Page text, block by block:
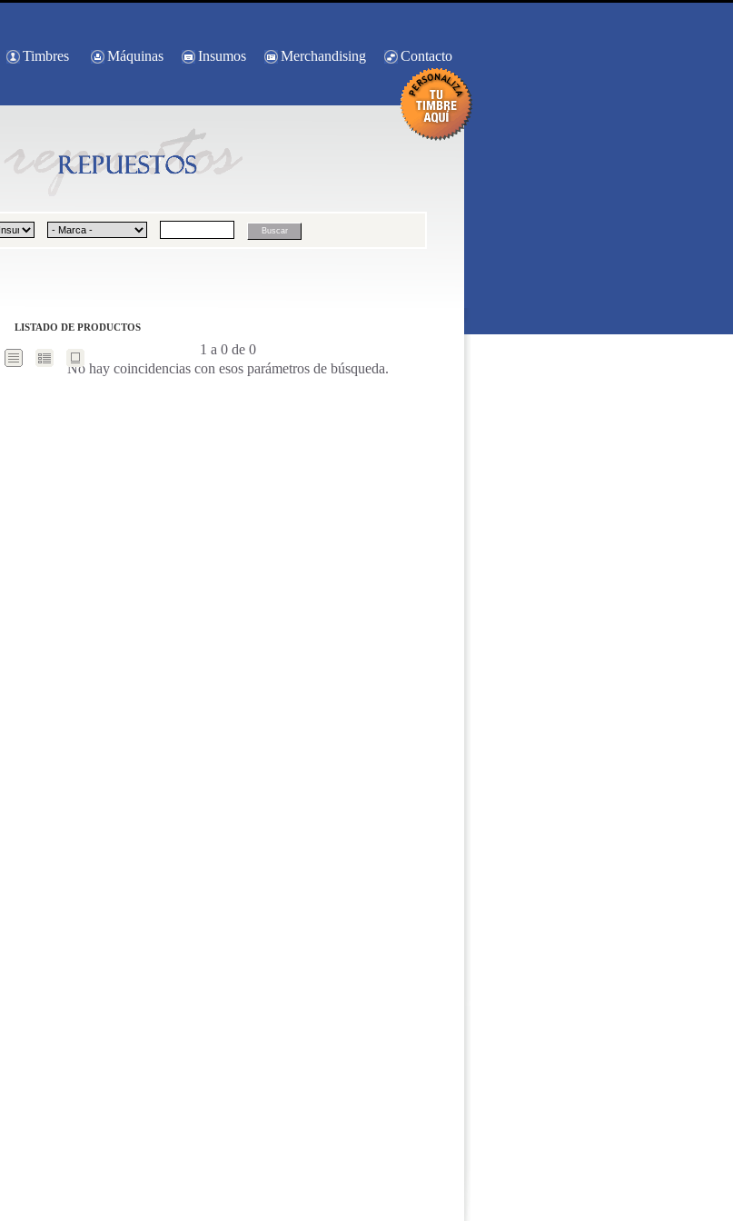
Timbres Máquinas Insumos Merchandising Contacto
LISTADO DE PRODUCTOS
1 a 0 de 0
No hay coincidencias con esos parámetros de búsqueda.